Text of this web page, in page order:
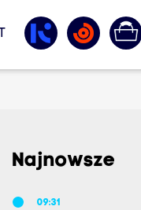
Najnowsze
09:31